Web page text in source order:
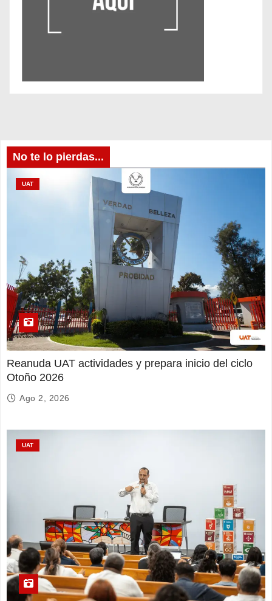
No te lo pierdas...
UAT
Reanuda UAT actividades y prepara inicio del ciclo
Otoño 2026
Ago 2, 2026
UAT